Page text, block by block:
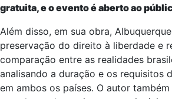
gratuita, e o evento é aberto ao
Além disso, em sua obra,
preservação do direito à liberdade e
comparação entre as realidades
analisando a duração e os requisitos
em ambos os países. O autor